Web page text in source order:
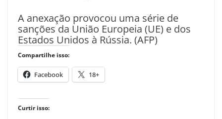
A anexação provocou uma série de
sanções da União Europeia (UE) e dos
Estados Unidos à Rússia. (AFP)
Compartilhe isso:
Facebook 18+
Curtir isso: